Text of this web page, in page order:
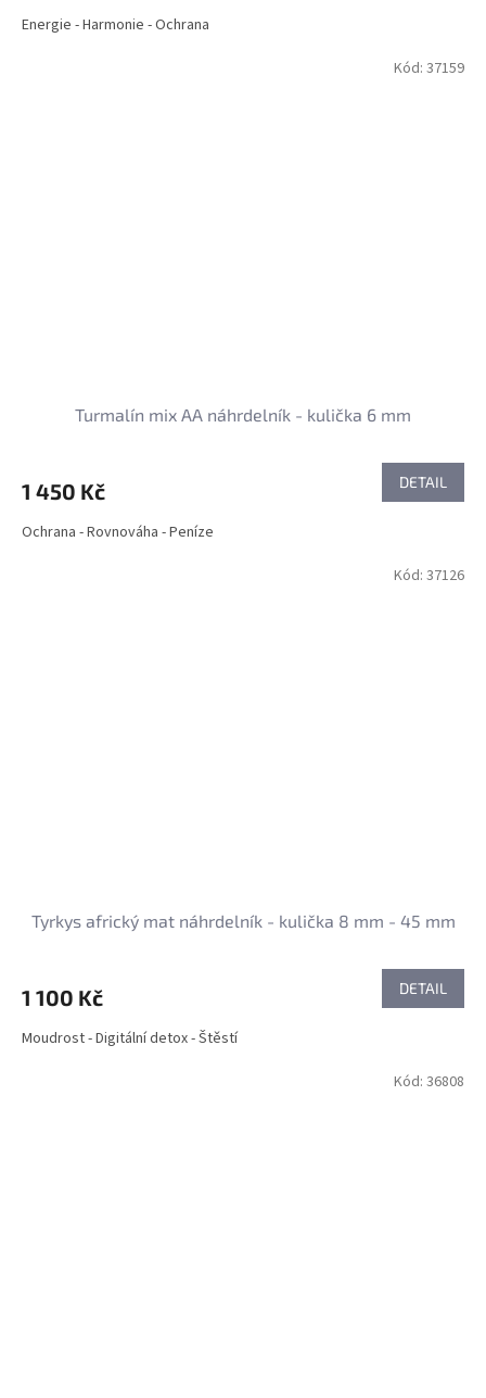
Energie - Harmonie - Ochrana
Turmalín mix AA náhrdelník - kulička 6 mm
1 450 Kč DETAIL
Ochrana - Rovnováha - Peníze
Kód: 37159
Tyrkys africký mat náhrdelník - kulička 8 mm - 45 mm
1 100 Kč DETAIL
Moudrost - Digitální detox - Štěstí
Kód: 37126
Kód: 36808